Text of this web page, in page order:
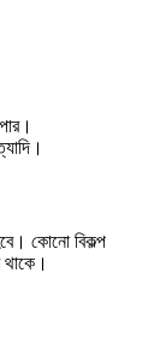
কোনো বিকল্প